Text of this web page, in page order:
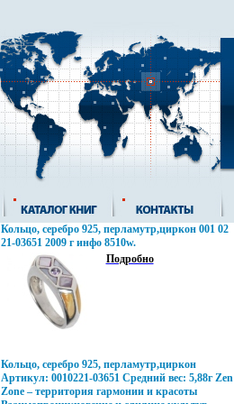
Кольцо, серебро 925, перламутр,циркон 001 02
21-03651 2009 г инфо 8510w.
Подробно
Кольцо, серебро 925, перламутр,циркон
Артикул: 0010221-03651 Средний вес: 5,88г Zen
Zone – территория гармонии и красоты